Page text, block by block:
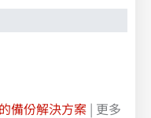
備份解決方案 | 更多